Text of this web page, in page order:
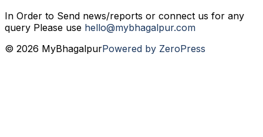
In Order to Send news/reports or connect us for any
query Please use hello@mybhagalpur.com
© 2026 MyBhagalpurPowered by ZeroPress